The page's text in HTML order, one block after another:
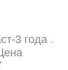
3 года .